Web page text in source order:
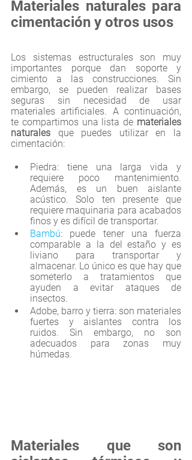
Materiales naturales para
cimentación y otros usos
Los sistemas estructurales son muy
importantes porque dan soporte y
cimiento a las construcciones. Sin
embargo, se pueden realizar bases
seguras sin necesidad de usar
materiales artificiales. A continuación,
te compartimos una lista de materiales
naturales que puedes utilizar en la
cimentación:
Piedra: tiene una larga vida y
requiere poco mantenimiento.
Además, es un buen aislante
acústico. Solo ten presente que
requiere maquinaria para acabados
finos y es difícil de transportar.
Bambú: puede tener una fuerza
comparable a la del estaño y es
liviano para transportar y
almacenar. Lo único es que hay que
someterlo a tratamientos que
ayuden a evitar ataques de
insectos.
Adobe, barro y tierra: son materiales
fuertes y aislantes contra los
ruidos. Sin embargo, no son
adecuados para zonas muy
húmedas.
Materiales que son